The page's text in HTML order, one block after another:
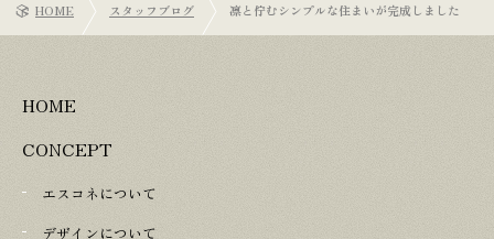
HOME スタッフブログ 凛と佇むシンプルな住まいが完成しました
HOME
CONCEPT
エスコネについて
デザインについて